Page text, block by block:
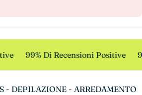
99% Di Recensioni Positive
- DEPILAZIONE - ARREDAMENTO